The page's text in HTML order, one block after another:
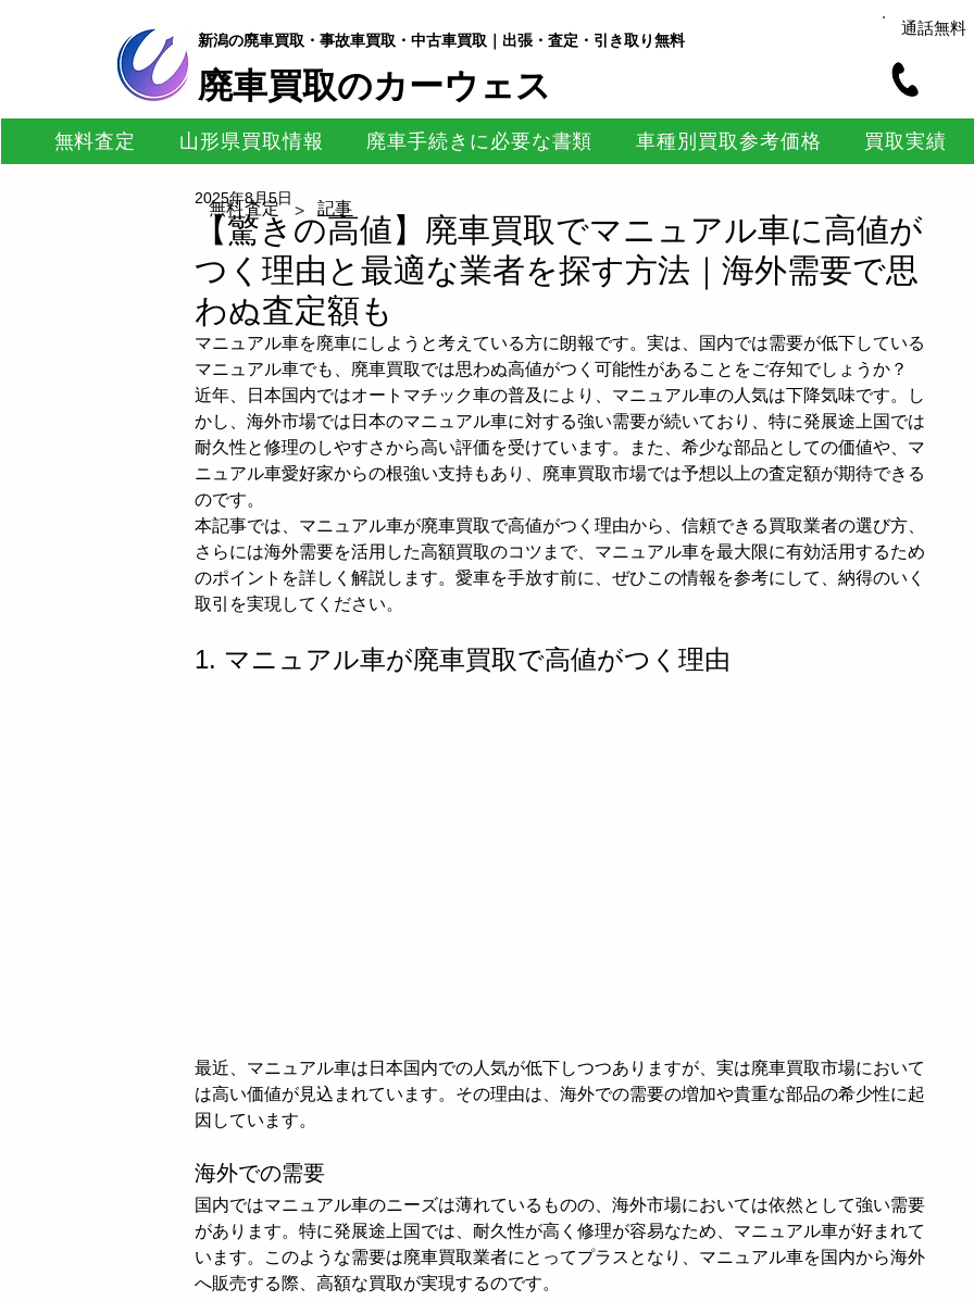
新潟の廃車買取・事故車買取・中古車買取｜出張・査定・引き取り無料
​廃車買取のカーウェス
通話無料
無料査定 山形県買取情報 廃車手続きに必要な書類 車種別買取参考価格 買取実績
【驚きの高値】廃車買取でマニュアル車に高値が
つく理由と最適な業者を探す方法｜海外需要で思
わぬ査定額も
2025年8月5日
マニュアル車を廃車にしようと考えている方に朗報です。実は、国内では需要が低下している
マニュアル車でも、廃車買取では思わぬ高値がつく可能性があることをご存知でしょうか？
近年、日本国内ではオートマチック車の普及により、マニュアル車の人気は下降気味です。し
かし、海外市場では日本のマニュアル車に対する強い需要が続いており、特に発展途上国では
耐久性と修理のしやすさから高い評価を受けています。また、希少な部品としての価値や、マ
ニュアル車愛好家からの根強い支持もあり、廃車買取市場では予想以上の査定額が期待できる
のです。
本記事では、マニュアル車が廃車買取で高値がつく理由から、信頼できる買取業者の選び方、
さらには海外需要を活用した高額買取のコツまで、マニュアル車を最大限に有効活用するため
のポイントを詳しく解説します。愛車を手放す前に、ぜひこの情報を参考にして、納得のいく
取引を実現してください。
1. マニュアル車が廃車買取で高値がつく理由
最近、マニュアル車は日本国内での人気が低下しつつありますが、実は廃車買取市場において
は高い価値が見込まれています。その理由は、海外での需要の増加や貴重な部品の希少性に起
因しています。
海外での需要
国内ではマニュアル車のニーズは薄れているものの、海外市場においては依然として強い需要
があります。特に発展途上国では、耐久性が高く修理が容易なため、マニュアル車が好まれて
います。このような需要は廃車買取業者にとってプラスとなり、マニュアル車を国内から海外
へ販売する際、高額な買取が実現するのです。
無料査定 > 記事